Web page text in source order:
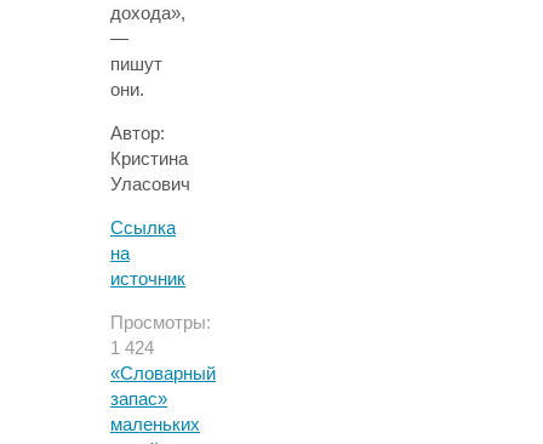
дохода»,
—
пишут
они.
Автор:
Кристина
Уласович
Ссылка
на
источник
Просмотры:
1 424
«Словарный
запас»
маленьких